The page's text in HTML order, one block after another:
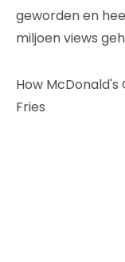
geworden en
miljoen views
How
Fries